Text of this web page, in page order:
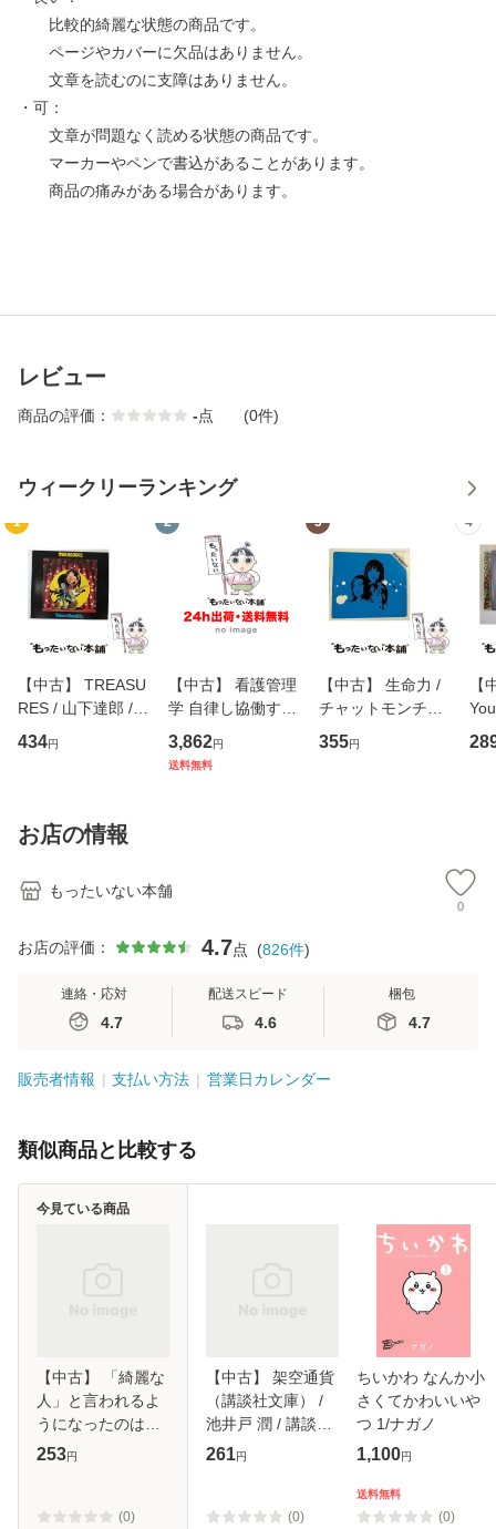
比較的綺麗な状態の商品です。
ページやカバーに欠品はありません。
文章を読むのに支障はありません。
・可：
文章が問題なく読める状態の商品です。
マーカーやペンで書込があることがあります。
商品の痛みがある場合があります。
レビュー
商品の評価： -点 (0件)
ウィークリーランキング
1
【中古】 TREASU
RES / 山下達郎 /
イーストウエス
ト・ジャパン [CD]
434円
2
【中古】 看護管理
学 自律し協働する
専門職の看護マネ
ジメントスキル 改
3,862円
送料無料
3
【中古】 生命力 /
チャットモンチー /
キューンレコード
[CD]【メール便送
355円
4
【
のが
お店の情報
もったいない本舗
0
お店の評価： 4.7点 (826件)
連絡・応対
4.7
配送スピード
4.6
梱包
4.7
販売者情報 支払い方法 営業日カレンダー
類似商品と比較する
【中古】 「綺麗な
人」と言われるよ
うになったのは、
四十歳を過ぎてか
/ 光文社 [文庫]【メ
253円
(0)
今見ている商品
【中古】 架空通貨
（講談社文庫） /
池井戸 潤 / 講談社
[文庫]【メール便送
261円
(0)
ちいかわ なんか小
さくてかわいいや
つ 1/ナガノ
1,100円
送料無料
(0)